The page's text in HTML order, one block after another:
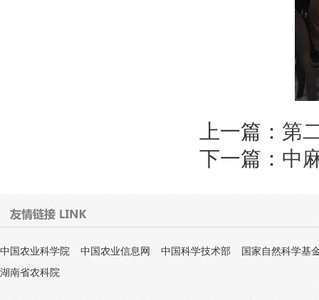
上一篇： 第
下一篇： 中
中国农业科学院 中国农业信息网 中国科学技术部
国家自然科学基
湖南省农科院